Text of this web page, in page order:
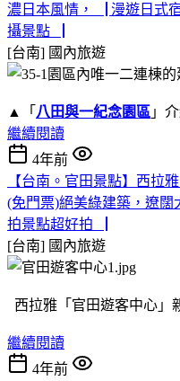
濃日本風情，▕ 漫遊日式
攝景點▕
[台南] 國內旅遊
▲「 八田與一紀念園區
繼續閱讀
4年前
【台南。官田景點】西拉
(免門票)絕美綠建築，遼
拍景點超好拍▕
[台南] 國內旅遊
西拉雅「官田遊客中心」
繼續閱讀
4年前